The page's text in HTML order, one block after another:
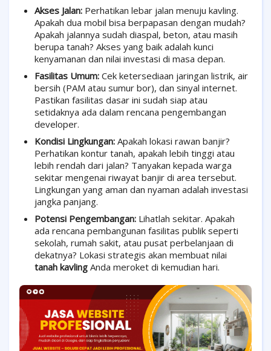
Akses Jalan: Perhatikan lebar jalan menuju kavling.
Apakah dua mobil bisa berpapasan dengan mudah?
Apakah jalannya sudah diaspal, beton, atau masih
berupa tanah? Akses yang baik adalah kunci
kenyamanan dan nilai investasi di masa depan.
Fasilitas Umum: Cek ketersediaan jaringan listrik, air
bersih (PAM atau sumur bor), dan sinyal internet.
Pastikan fasilitas dasar ini sudah siap atau
setidaknya ada dalam rencana pengembangan
developer.
Kondisi Lingkungan: Apakah lokasi rawan banjir?
Perhatikan kontur tanah, apakah lebih tinggi atau
lebih rendah dari jalan? Tanyakan kepada warga
sekitar mengenai riwayat banjir di area tersebut.
Lingkungan yang aman dan nyaman adalah investasi
jangka panjang.
Potensi Pengembangan: Lihatlah sekitar. Apakah
ada rencana pembangunan fasilitas publik seperti
sekolah, rumah sakit, atau pusat perbelanjaan di
dekatnya? Lokasi strategis akan membuat nilai
tanah kavling Anda meroket di kemudian hari.